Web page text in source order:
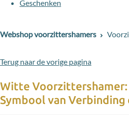
Webshop voorzittershamers
Terug naar de vorige pagina
Witte Voorzittershamer:
Symbool van Verbinding
Geschenken